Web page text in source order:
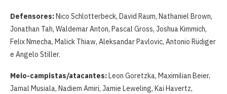
Defensores:Nico Schlotterbeck, David Raum, Nathaniel Brown,
Jonathan Tah, Waldemar Anton, Pascal Gross, Joshua Kimmich,
Felix Nmecha, Malick Thiaw, Aleksandar Pavlovic, Antonio Rüdiger
e Angelo Stiller.
Meio-campistas/atacantes:Leon Goretzka, Maximilian Beier,
Jamal Musiala, Nadiem Amiri, Jamie Leweling, Kai Havertz,